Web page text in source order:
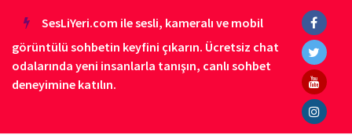
SesLiYeri.com ile sesli, kameralı ve mobil
görüntülü sohbetin keyfini çıkarın. Ücretsiz chat
odalarında yeni insanlarla tanışın, canlı sohbet
deneyimine katılın.